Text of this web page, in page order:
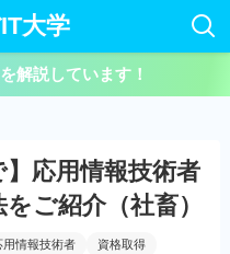
大学
解説しています！
】応用情報技術者
ご紹介（社畜）
用情報技術者 資格取得